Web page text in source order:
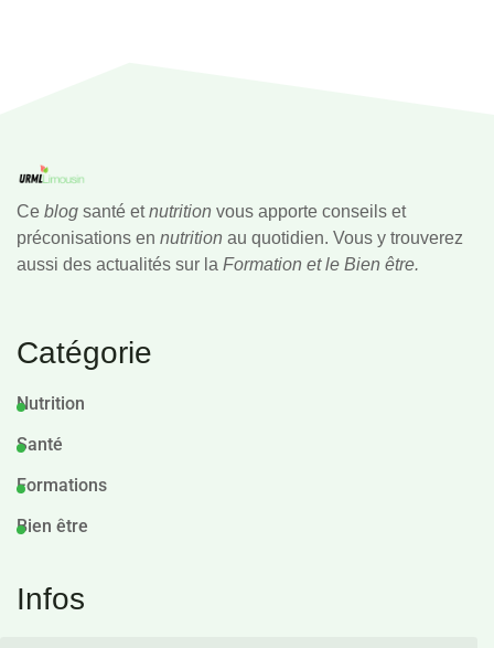
Ce blog santé etnutrition vous apporte conseils et
préconisations en nutrition au quotidien. Vous y trouverez
aussi des actualités sur la Formation et le Bien être.
Catégorie
Nutrition
Santé
Formations
Bien être
Infos